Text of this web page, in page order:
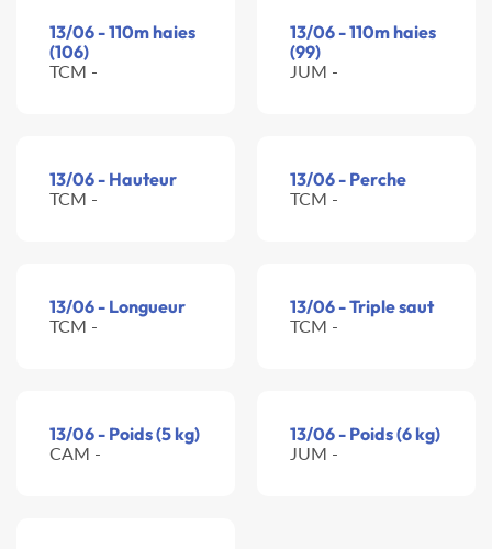
13/06 - 110m haies
(106)
TCM -
13/06 - 110m haies
(99)
JUM -
13/06 - Hauteur
TCM -
13/06 - Perche
TCM -
13/06 - Longueur
TCM -
13/06 - Triple saut
TCM -
13/06 - Poids (5 kg)
CAM -
13/06 - Poids (6 kg)
JUM -